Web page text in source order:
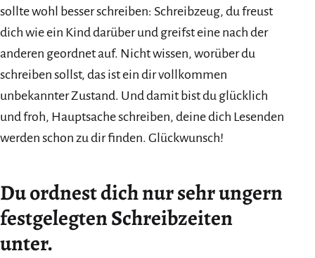
sollte wohl besser schreiben: Schreibzeug, du freust
dich wie ein Kind darüber und greifst eine nach der
anderen geordnet auf. Nicht wissen, worüber du
schreiben sollst, das ist ein dir vollkommen
unbekannter Zustand. Und damit bist du glücklich
und froh, Hauptsache schreiben, deine dich Lesenden
werden schon zu dir finden. Glückwunsch!
Du ordnest dich nur sehr ungern
festgelegten Schreibzeiten
unter.